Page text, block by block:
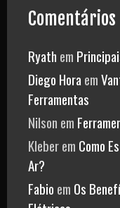
Comentários
Ryath em
Diego Hora em
Ferramentas
Nilson em
Kleberem Como
Ar?
Fabio em Os